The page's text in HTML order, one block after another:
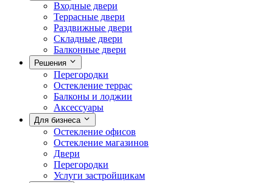
Входные двери
Террасные двери
Раздвижные двери
Складные двери
Балконные двери
Решения
Перегородки
Остекление террас
Балконы и лоджии
Аксессуары
Для бизнеса
Остекление офисов
Остекление магазинов
Двери
Перегородки
Услуги застройщикам